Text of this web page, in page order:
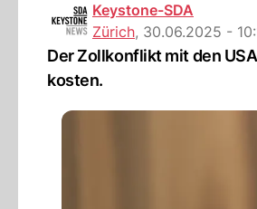
Keystone-SDA
Zürich, 30.06.2025 -
Der Zollkonflikt mit den
kosten.